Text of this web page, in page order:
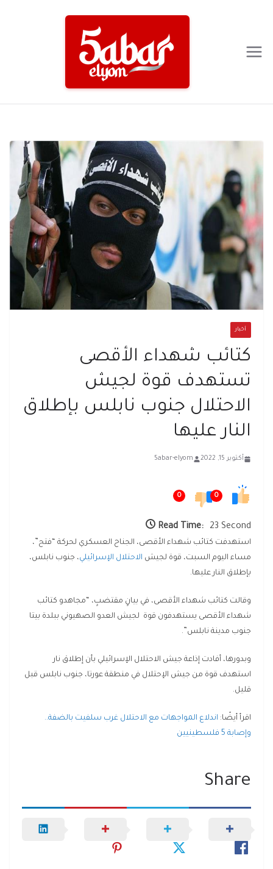
أخبار
كتائب شهداء الأقصى
تستهدف قوة لجيش
الاحتلال جنوب نابلس بإطلاق
النار عليها
أكتوبر 15, 2022 5abar-elyom
0
0
Read Time: 23 Second
استهدفت كتائب شهداء الأقصى، الجناح العسكري لحركة “فتح”،
مساء اليوم السبت، قوة لجيش الاحتلال الإسرائيلي، جنوب نابلس،
بإطلاق النار عليها.
وقالت كتائب شهداء الأقصى، في بيانٍ مقتضبٍ، “مجاهدو كتائب
شهداء الأقصى يستهدفون قوة لجيش العدو الصهيوني ببلدة بيتا
جنوب مدينة نابلس”.
وبدورها، أفادت إذاعة جيش الاحتلال الإسرائيلي بأن إطلاق نار
استهدف قوة من جيش الإحتلال في منطقة عورتا، جنوب نابلس قبل
قليل.
اقرأ أيضًا: اندلاع المواجهات مع الاحتلال غرب سلفيت بالضفة..
وإصابة 5 فلسطينيين
Share